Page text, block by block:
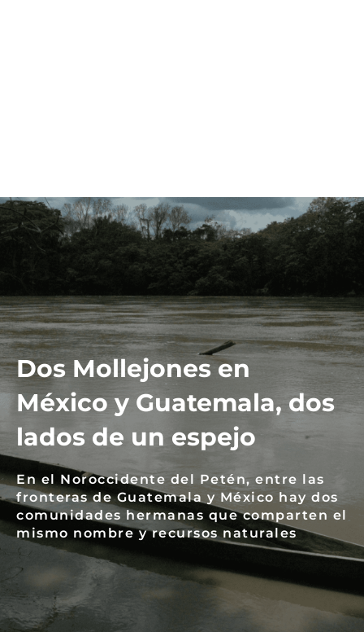
Dos Mollejones en
México y Guatemala, dos
lados de un espejo
En el Noroccidente del Petén, entre las
fronteras de Guatemala y México hay dos
comunidades hermanas que comparten el
mismo nombre y recursos naturales